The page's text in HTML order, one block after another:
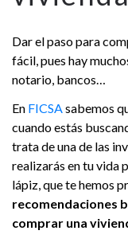
Dar el paso para
fácil, pues hay
notario, bancos…
En FICSAsabemos
cuando estás
trata de una de las
realizarás en tu vida
lápiz, que te hemos
recomendaciones
comprar una